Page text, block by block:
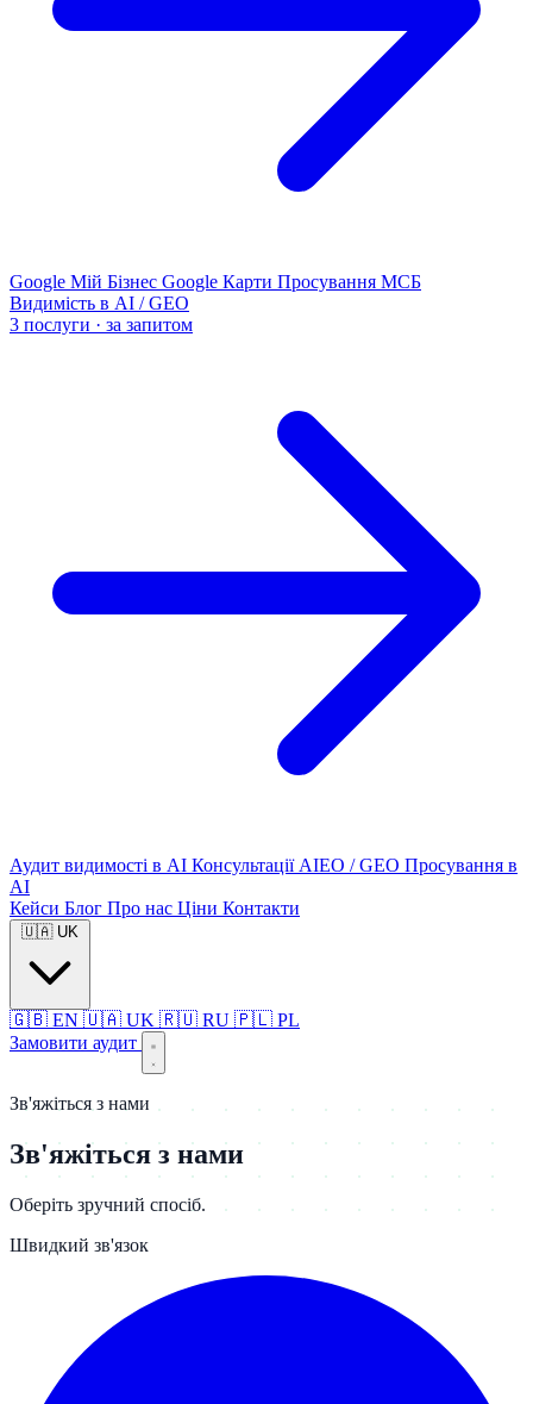
Google Мій Бізнес Google Карти Просування МСБ
Видимість в AI / GEO
3 послуги · за запитом
Аудит видимості в AI Консультації AIEO / GEO Просування в
AI
Кейси Блог Про нас Ціни Контакти
🇺🇦 UK
🇬🇧 EN 🇺🇦 UK 🇷🇺 RU 🇵🇱 PL
Замовити аудит
Зв'яжіться з нами
Зв'яжіться з нами
Оберіть зручний спосіб.
Швидкий зв'язок